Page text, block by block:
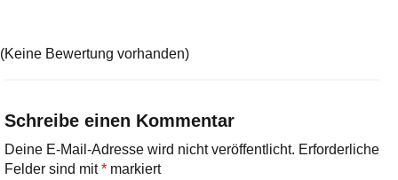
(Keine Bewertung vorhanden)
Schreibe einen Kommentar
Deine E-Mail-Adresse wird nicht veröffentlicht. Erforderliche
Felder sind mit*markiert